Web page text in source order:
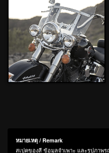
หมายเหตุ / Remark
สเปคของสี ข้อมูลจำเพาะ และรูปภาพ